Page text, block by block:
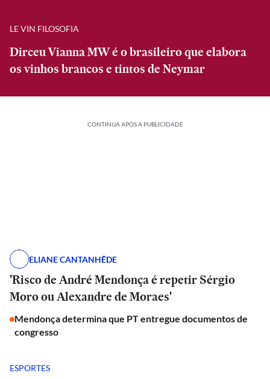
LE VIN FILOSOFIA
Dirceu Vianna MW é o brasileiro que elabora
os vinhos brancos e tintos de Neymar
CONTINUA APÓS A PUBLICIDADE
ELIANE CANTANHÊDE
'Risco de André Mendonça é repetir Sérgio
Moro ou Alexandre de Moraes'
Mendonça determina que PT entregue documentos de
congresso
ESPORTES